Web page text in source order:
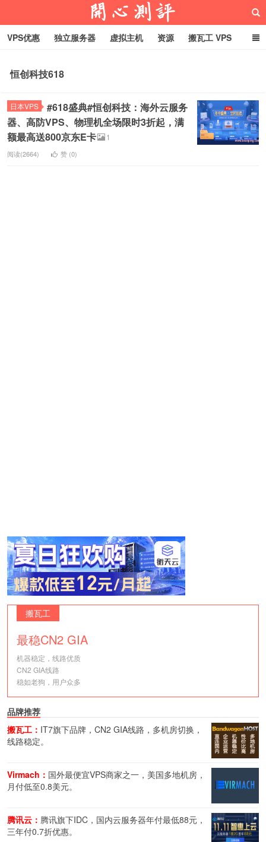
VPS优惠 独立服务器 虚拟主机 资源 搬瓦工 VPS
恒创科技618
日本VPS
#618盛典#恒创科技：海外云服务
器、高防VPS、物理机全场限时3折起，满
额最高送800京东E卡
1
阅读(2664) 赞 (0)
搬瓦工
最稳CN2 GIA
机器稳定，线路优质
CN2 GIA线路
稳如老狗，用户众多
品牌推荐
搬瓦工： IT7旗下品牌，CN2 GIA线路，多机房切换，
线路稳定。
Virmach： 国外最便宜VPS商家之一，美国多地机房，
月付低至0.8美元。
腾讯云： 腾讯旗下IDC，国内云服务器年付最低88元，
三年付0.7折优惠。